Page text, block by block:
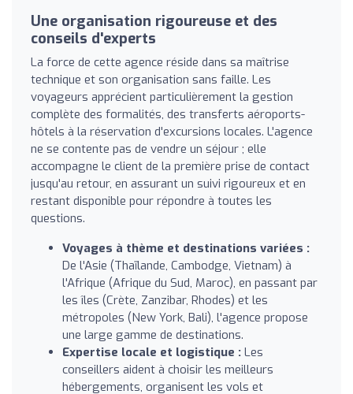
Une organisation rigoureuse et des
conseils d'experts
La force de cette agence réside dans sa maîtrise
technique et son organisation sans faille. Les
voyageurs apprécient particulièrement la gestion
complète des formalités, des transferts aéroports-
hôtels à la réservation d'excursions locales. L'agence
ne se contente pas de vendre un séjour ; elle
accompagne le client de la première prise de contact
jusqu'au retour, en assurant un suivi rigoureux et en
restant disponible pour répondre à toutes les
questions.
Voyages à thème et destinations variées :
De l'Asie (Thaïlande, Cambodge, Vietnam) à
l'Afrique (Afrique du Sud, Maroc), en passant par
les îles (Crète, Zanzibar, Rhodes) et les
métropoles (New York, Bali), l'agence propose
une large gamme de destinations.
Expertise locale et logistique : Les
conseillers aident à choisir les meilleurs
hébergements, organisent les vols et